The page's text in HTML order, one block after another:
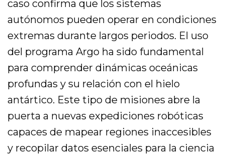
caso confirma que los sistemas
autónomos pueden operar en condiciones
extremas durante largos periodos. El uso
del programa Argo ha sido fundamental
para comprender dinámicas oceánicas
profundas y su relación con el hielo
antártico. Este tipo de misiones abre la
puerta a nuevas expediciones robóticas
capaces de mapear regiones inaccesibles
y recopilar datos esenciales para la ciencia